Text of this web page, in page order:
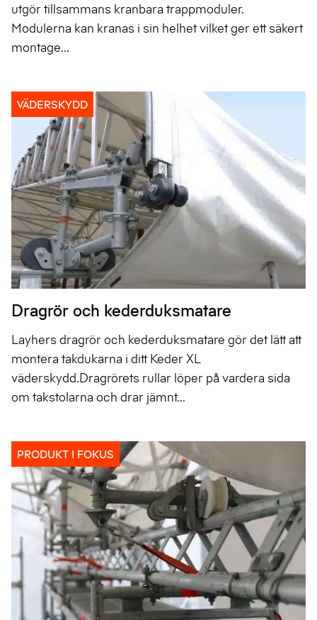
utgör tillsammans kranbara trappmoduler.
Modulerna kan kranas i sin helhet vilket ger ett säkert
montage...
VÄDERSKYDD
Dragrör och kederduksmatare
Layhers dragrör och kederduksmatare gör det lätt att
montera takdukarna i ditt Keder XL
väderskydd.Dragrörets rullar löper på vardera sida
om takstolarna och drar jämnt...
PRODUKT I FOKUS